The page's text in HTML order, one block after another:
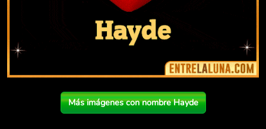
Más imágenes con nombre Hayde